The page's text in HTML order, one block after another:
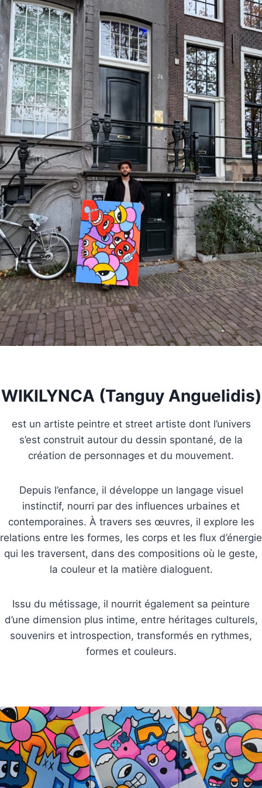
WIKILYNCA (Tanguy Anguelidis)
est un artiste peintre et street artiste dont l’univers
s’est construit autour du dessin spontané, de la
création de personnages et du mouvement.
Depuis l’enfance, il développe un langage visuel
instinctif, nourri par des influences urbaines et
contemporaines. À travers ses œuvres, il explore les
relations entre les formes, les corps et les flux d’énergie
qui les traversent, dans des compositions où le geste,
la couleur et la matière dialoguent.
Issu du métissage, il nourrit également sa peinture
d’une dimension plus intime, entre héritages culturels,
souvenirs et introspection, transformés en rythmes,
formes et couleurs.